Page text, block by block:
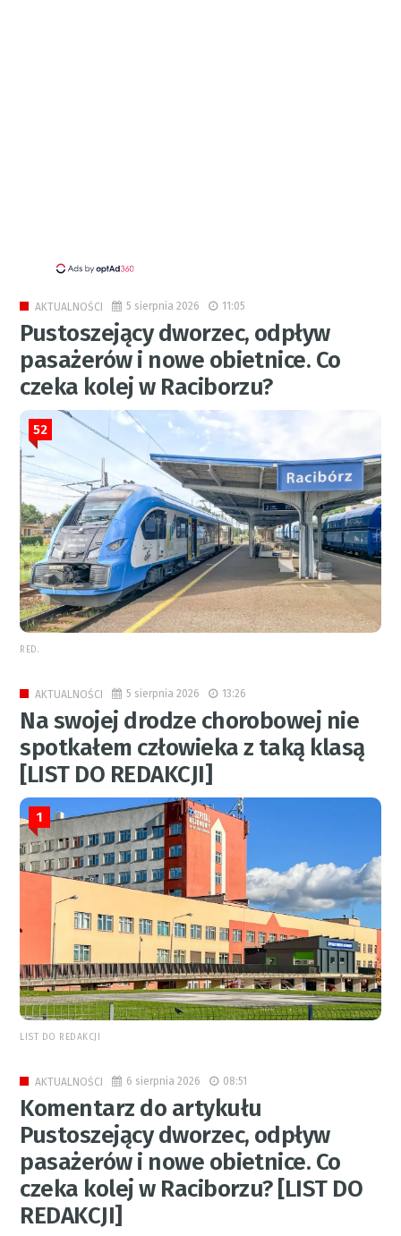
AKTUALNOŚCI 5 sierpnia 2026 11:05
Pustoszejący dworzec, odpływ
pasażerów i nowe obietnice. Co
czeka kolej w Raciborzu?
52
RED.
AKTUALNOŚCI 5 sierpnia 2026 13:26
Na swojej drodze chorobowej nie
spotkałem człowieka z taką klasą
[LIST DO REDAKCJI]
1
LIST DO REDAKCJI
AKTUALNOŚCI 6 sierpnia 2026 08:51
Komentarz do artykułu
Pustoszejący dworzec, odpływ
pasażerów i nowe obietnice. Co
czeka kolej w Raciborzu? [LIST DO
REDAKCJI]